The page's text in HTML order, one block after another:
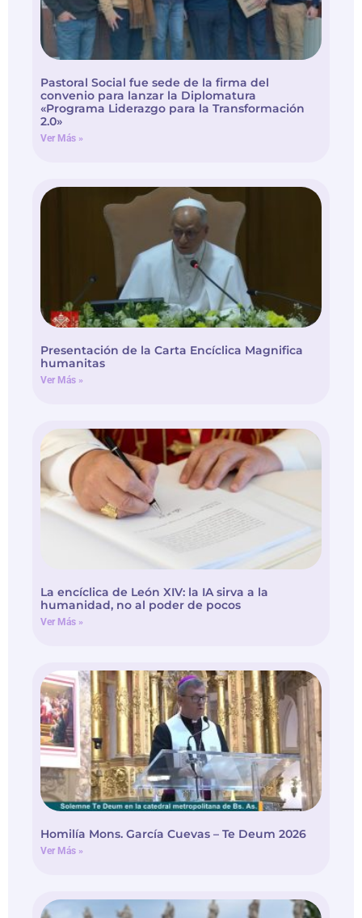
Pastoral Social fue sede de la firma del
convenio para lanzar la Diplomatura
«Programa Liderazgo para la Transformación
2.0»
Ver Más »
Presentación de la Carta Encíclica Magnifica
humanitas
Ver Más »
La encíclica de León XIV: la IA sirva a la
humanidad, no al poder de pocos
Ver Más »
Homilía Mons. García Cuevas – Te Deum 2026
Ver Más »